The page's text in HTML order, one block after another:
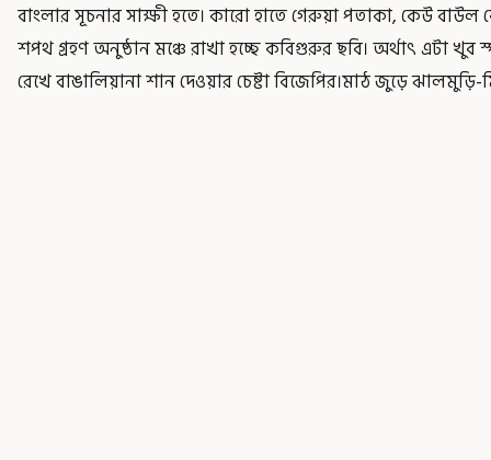
বাংলার সূচনার সাক্ষী হতে। কারো হাতে গেরুয়া পতাকা, কেউ বাউল
শপথ গ্রহণ অনুষ্ঠান মঞ্চে রাখা হচ্ছে কবিগুরুর ছবি। অর্থাৎ এটা খুব
রেখে বাঙালিয়ানা শান দেওয়ার চেষ্টা বিজেপির।মাঠ জুড়ে ঝালমুড়ি-